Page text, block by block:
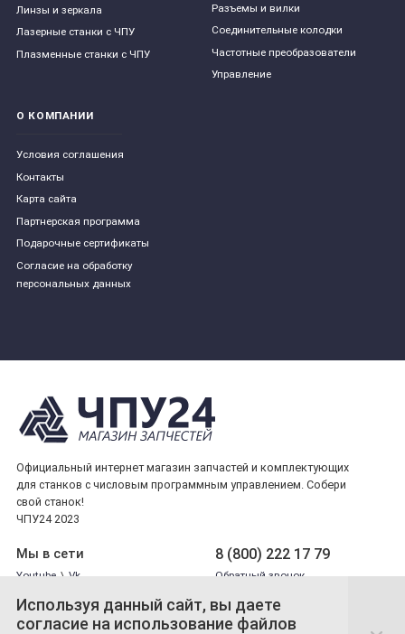
Используя данный сайт, вы даете
согласие на использование файлов
Линзы и зеркала
Лазерные станки с ЧПУ
Плазменные станки с ЧПУ
Разъемы и вилки
Соединительные колодки
Частотные преобразователи
Управление
О КОМПАНИИ
Условия соглашения
Контакты
Карта сайта
Партнерская программа
Подарочные сертификаты
Согласие на обработку
персональных данных
Официальный интернет магазин запчастей и комплектующих
для станков с числовым программным управлением. Собери
свой станок!
ЧПУ24 2023
8 (800) 222 17 79
Обратный звонок
Мы в сети
Youtube \ Vk
Принимаем платежи